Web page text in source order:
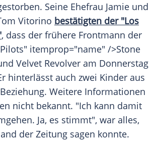
Seine Ehefrau Jamie und
Vitorino bestätigten der "Los
, dass der frühere Frontmann der
Pilots" itemprop="name" />Stone
Velvet Revolver am Donnerstag
hinterlässt auch zwei Kinder aus
Weitere Informationen
nicht bekannt. "Ich kann damit
Ja, es stimmt", war alles,
der Zeitung sagen konnte.